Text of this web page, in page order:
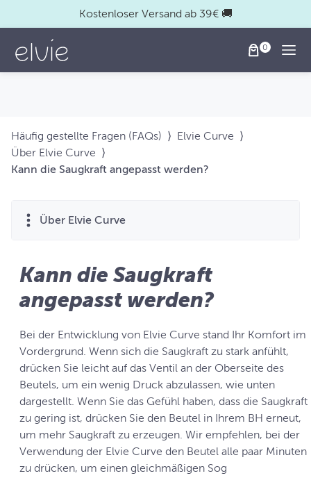
Kostenloser Versand ab 39€ 🚚
Häufig gestellte Fragen (FAQs) ⟩ Elvie Curve ⟩
Über Elvie Curve ⟩
Kann die Saugkraft angepasst werden?
Über Elvie Curve
Kann die Saugkraft
angepasst werden?
Bei der Entwicklung von Elvie Curve stand Ihr Komfort im
Vordergrund. Wenn sich die Saugkraft zu stark anfühlt,
drücken Sie leicht auf das Ventil an der Oberseite des
Beutels, um ein wenig Druck abzulassen, wie unten
dargestellt. Wenn Sie das Gefühl haben, dass die Saugkraft
zu gering ist, drücken Sie den Beutel in Ihrem BH erneut,
um mehr Saugkraft zu erzeugen. Wir empfehlen, bei der
Verwendung der Elvie Curve den Beutel alle paar Minuten
zu drücken, um einen gleichmäßigen Sog